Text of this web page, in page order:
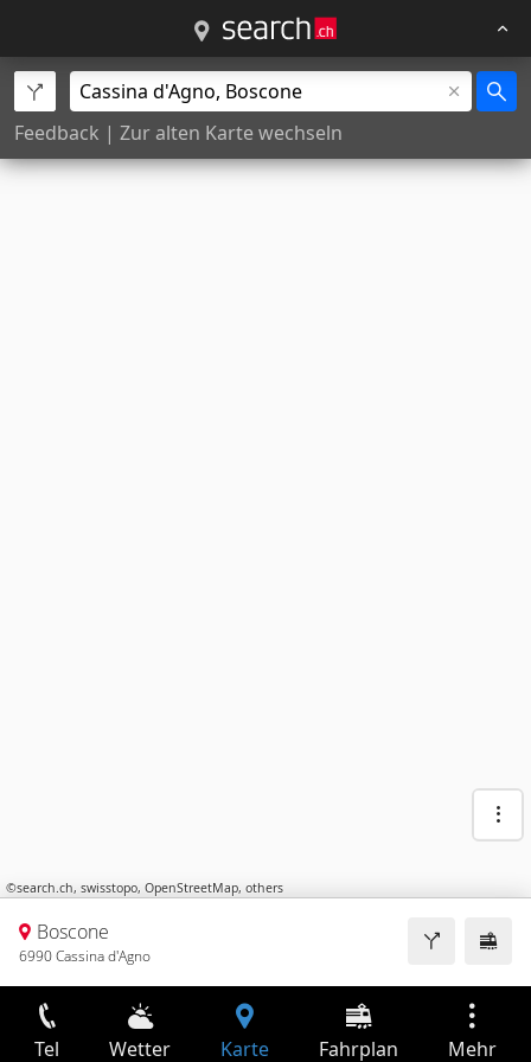
Feedback | Zur alten Karte wechseln
©search.ch, swisstopo, OpenStreetMap, others
Boscone
6990 Cassina d'Agno
Tel Wetter Karte Fahrplan Mehr